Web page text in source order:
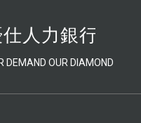
OUR DIAMOND